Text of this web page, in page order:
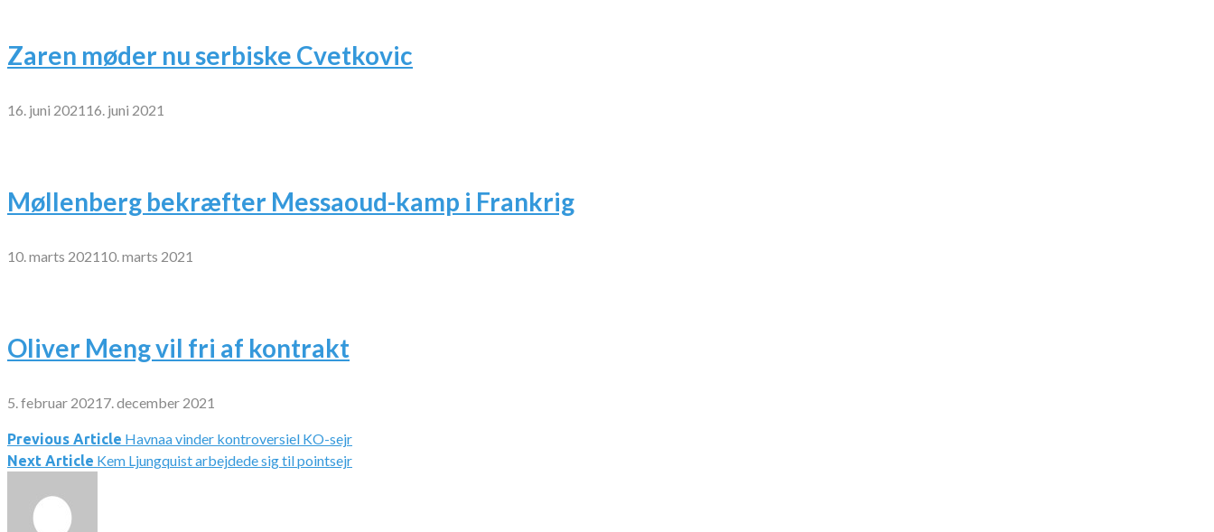
Zaren møder nu serbiske Cvetkovic
16. juni 2021 16. juni 2021
Møllenberg bekræfter Messaoud-kamp i Frankrig
10. marts 2021 10. marts 2021
Oliver Meng vil fri af kontrakt
5. februar 2021 7. december 2021
Indlægsnavigation
Previous Article Havnaa vinder kontroversiel KO-sejr
Next Article Kem Ljungquist arbejdede sig til pointsejr